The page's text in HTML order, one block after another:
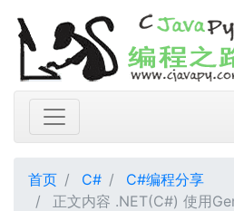
首页 C#
C#编程分享
正文内容 .NET(C#) 使用